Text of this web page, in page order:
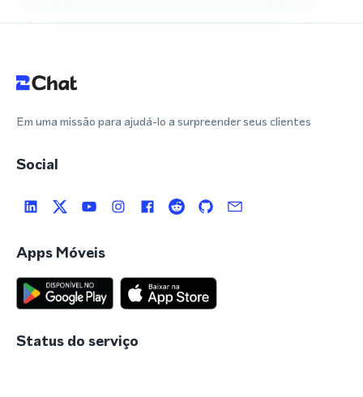
Em uma missão para ajudá-lo a surpreender seus clientes
Social
Apps Móveis
Status do serviço